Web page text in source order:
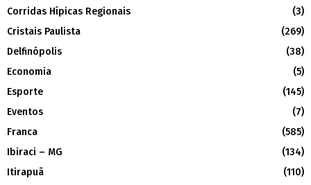
Corridas Hípicas Regionais
(3)
Cristais Paulista
(269)
Delfinópolis
(38)
Economia
(5)
Esporte
(145)
Eventos
(7)
Franca
(585)
Ibiraci – MG
(134)
Itirapuã
(110)